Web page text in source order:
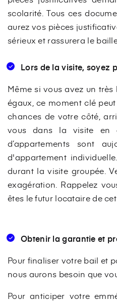
scolarité. Tous ces
aurez vos pièces
sérieux et rassurera le
Lors de la visite, soyez
Même si vous avez un
égaux, ce moment clé
chances de votre côté,
vous dans la visite en
d’appartements sont
d'appartement
durant la visite groupée.
exagération. Rappelez
êtes le futur locataire de
Obtenir la garantie et
Pour finaliser votre bail et
nous aurons besoin que
Pour anticiper votre